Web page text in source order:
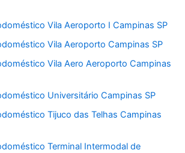
Vila Aeroporto I Campinas SP
Vila Aeroporto Campinas SP
Vila Aero Aeroporto Campinas
Universitário Campinas SP
Tijuco das Telhas Campinas
Terminal Intermodal de